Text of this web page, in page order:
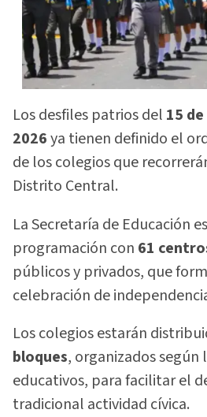
Los desfiles patrios del 15
2026ya tienen definido el
de los colegios que
Distrito Central.
La Secretaría de Educación
programación con 61
públicos y privados, que
celebración de
Los colegios estarán
bloques, organizados
educativos, para facilitar el
tradicional actividad cívica.